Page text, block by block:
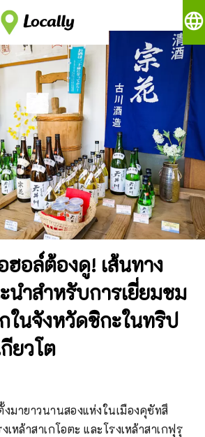
language
อล์ต้องดู! เส้นทาง
ำสำหรับการเยี่ยมชม
กในจังหวัดชิกะในทริป
ยวโต
งมายาวนานสองแห่งในเมืองคุซัทสึ
หล้าสาเกโอตะ และโรงเหล้าสาเกฟุรุ